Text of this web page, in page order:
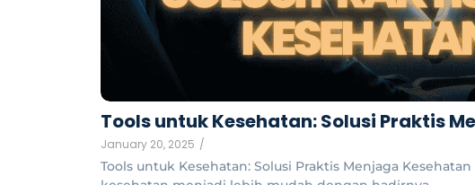
Tools untuk Kesehatan: Solusi Praktis
January 20, 2025 /
Tools untuk Kesehatan: Solusi Praktis Menjaga